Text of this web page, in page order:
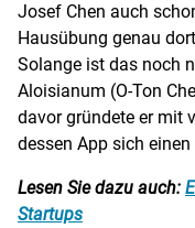
Josef Chen auch
Hausübung genau
Solange ist das noch
Aloisianum (O-Ton
davor gründete er mit
dessen App sich
Lesen Sie dazu auch:
Startups